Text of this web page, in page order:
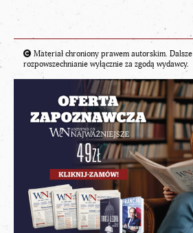
Materiał chroniony prawem autorskim. Dalsze
rozpowszechnianie wyłącznie za zgodą wydawcy.